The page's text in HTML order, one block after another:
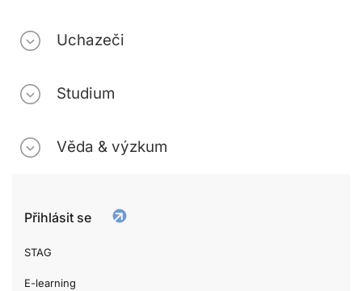
Uchazeči
Studium
Věda & výzkum
Přihlásit se
STAG
E-learning